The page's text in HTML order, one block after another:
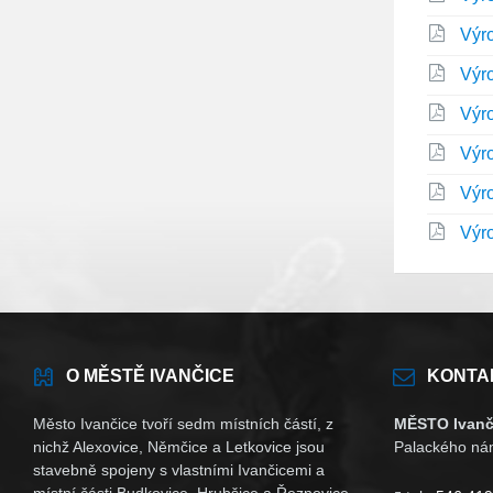
O MĚSTĚ IVANČICE
Město Ivančice tvoří sedm místních částí, z
nichž Alexovice, Němčice a Letkovice jsou
stavebně spojeny s vlastními Ivančicemi a
MĚSTO
Palackého